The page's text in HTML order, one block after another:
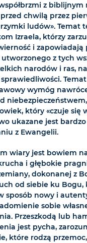
z biblijnym
chwilą przez
ludów». Temat
Izraela, którzy
i zapowiadają
z tych
narodów i ras,
wymóg
który «czuje się
ukazane jest
z Ewangelii.
wiary jest bowiem
i głębokie
dokonanej z
od siebie ku Bogu,
sposób nowy i
sobie
Przeszkodą lub
jest pycha,
które rodzą